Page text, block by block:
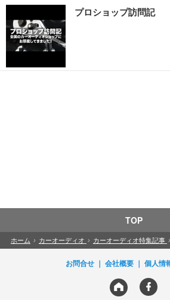
プロショップ訪問記
TOP
ホーム › カーオーディオ › カーオーディオ特集記事 ›
お問合せ 会社概要 個人情